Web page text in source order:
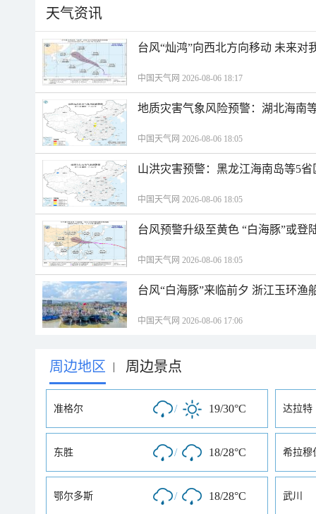
天气资讯
台风“灿鸿”向西北方向移动 未来对
中国天气网 2026-08-06 18:17
地质灾害气象风险预警：湖北海南
中国天气网 2026-08-06 18:05
山洪灾害预警：黑龙江海南岛等5
中国天气网 2026-08-06 18:05
台风预警升级至黄色 “白海豚”或登
中国天气网 2026-08-06 18:05
台风“白海豚”来临前夕 浙江玉环渔
中国天气网 2026-08-06 17:06
周边地区 | 周边景点
准格尔 / 19/30°C 达拉特
东胜 / 18/28°C 希拉穆
鄂尔多斯 / 18/28°C 武川